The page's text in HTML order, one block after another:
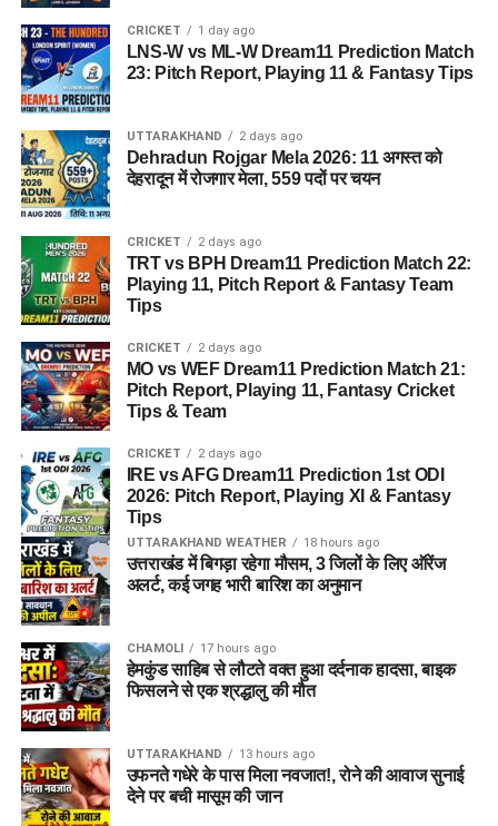
CRICKET 1 day ago
LNS-W vs ML-W Dream11 Prediction Match
23: Pitch Report, Playing 11 & Fantasy Tips
UTTARAKHAND 2 days ago
Dehradun Rojgar Mela 2026: 11 अगस्त को
देहरादून में रोजगार मेला, 559 पदों पर चयन
CRICKET 2 days ago
TRT vs BPH Dream11 Prediction Match 22:
Playing 11, Pitch Report & Fantasy Team
Tips
CRICKET 2 days ago
MO vs WEF Dream11 Prediction Match 21:
Pitch Report, Playing 11, Fantasy Cricket
Tips & Team
CRICKET 2 days ago
IRE vs AFG Dream11 Prediction 1st ODI
2026: Pitch Report, Playing XI & Fantasy
Tips
UTTARAKHAND WEATHER 18 hours ago
उत्तराखंड में बिगड़ा रहेगा मौसम, 3 जिलों के लिए ऑरेंज
अलर्ट, कई जगह भारी बारिश का अनुमान
CHAMOLI 17 hours ago
हेमकुंड साहिब से लौटते वक्त हुआ दर्दनाक हादसा, बाइक
फिसलने से एक श्रद्धालु की मौत
UTTARAKHAND 13 hours ago
उफनते गधेरे के पास मिला नवजात!, रोने की आवाज सुनाई
देने पर बची मासूम की जान